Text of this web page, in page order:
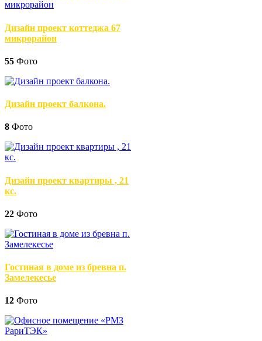
Дизайн проект коттеджа 67
микрорайон
55 Фото
Дизайн проект балкона.
8 Фото
Дизайн проект квартиры , 21
кс.
22 Фото
Гостиная в доме из бревна п.
Замелекесье
12 Фото